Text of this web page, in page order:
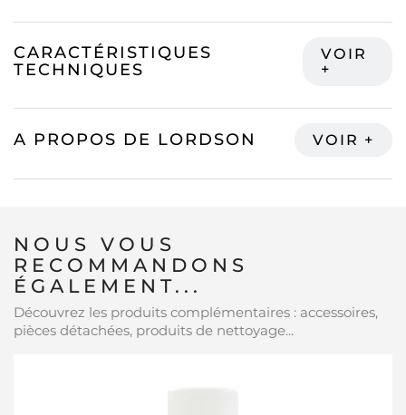
CARACTÉRISTIQUES
TECHNIQUES
A PROPOS DE LORDSON
NOUS VOUS
RECOMMANDONS
ÉGALEMENT...
Découvrez les produits complémentaires : accessoires,
pièces détachées, produits de nettoyage...